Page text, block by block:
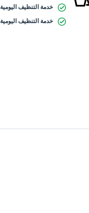
خدمة التنظيف اليومية
خدمة التنظيف اليومية